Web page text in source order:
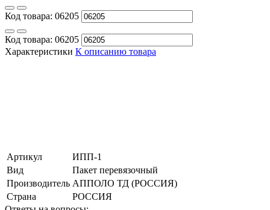
Код товара: 06205
Код товара: 06205
Характеристики К описанию товара
Артикул
ИПП-1
Вид
Пакет перевязочный
Производитель АППОЛО ТД (РОССИЯ)
Страна
РОССИЯ